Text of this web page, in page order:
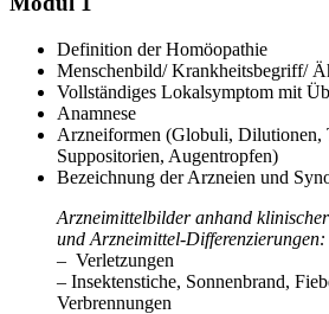
Definition der Homöopathie
Menschenbild/ Krankheitsbegriff/
Vollständiges Lokalsymptom mit
Anamnese
Arzneiformen (Globuli, Dilutionen,
Suppositorien, Augentropfen)
Bezeichnung der Arzneien und
Arzneimittelbilder anhand
und Arzneimittel-Differenzierungen:
– Verletzungen
– Insektenstiche, Sonnenbrand,
Verbrennungen